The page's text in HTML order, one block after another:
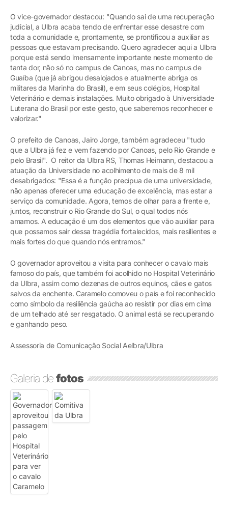
O vice-governador destacou: "Quando sai de uma recuperação
judicial, a Ulbra acaba tendo de enfrentar esse desastre com
toda a comunidade e, prontamente, se prontificou a auxiliar as
pessoas que estavam precisando. Quero agradecer aqui a Ulbra
porque está sendo imensamente importante neste momento de
tanta dor, não só no campus de Canoas, mas no campus de
Guaíba (que já abrigou desalojados e atualmente abriga os
militares da Marinha do Brasil), e em seus colégios, Hospital
Veterinário e demais instalações. Muito obrigado à Universidade
Luterana do Brasil por este gesto, que saberemos reconhecer e
valorizar."
O prefeito de Canoas, Jairo Jorge, também agradeceu "tudo
que a Ulbra já fez e vem fazendo por Canoas, pelo Rio Grande e
pelo Brasil". O reitor da Ulbra RS, Thomas Heimann, destacou a
atuação da Universidade no acolhimento de mais de 8 mil
desabrigados: "Essa é a função precípua de uma universidade,
não apenas oferecer uma educação de excelência, mas estar a
serviço da comunidade. Agora, temos de olhar para a frente e,
juntos, reconstruir o Rio Grande do Sul, o qual todos nós
amamos. A educação é um dos elementos que vão auxiliar para
que possamos sair dessa tragédia fortalecidos, mais resilientes e
mais fortes do que quando nós entramos."
O governador aproveitou a visita para conhecer o cavalo mais
famoso do país, que também foi acolhido no Hospital Veterinário
da Ulbra, assim como dezenas de outros equinos, cães e gatos
salvos da enchente. Caramelo comoveu o país e foi reconhecido
como símbolo da resiliência gaúcha ao resistir por dias em cima
de um telhado até ser resgatado. O animal está se recuperando
e ganhando peso.
Assessoria de Comunicação Social Aelbra/Ulbra
Galeria defotos